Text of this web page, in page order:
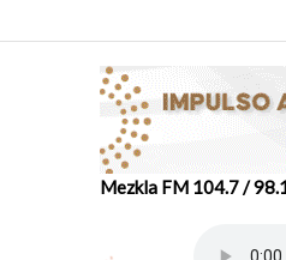
Mezkla FM 104.7 /